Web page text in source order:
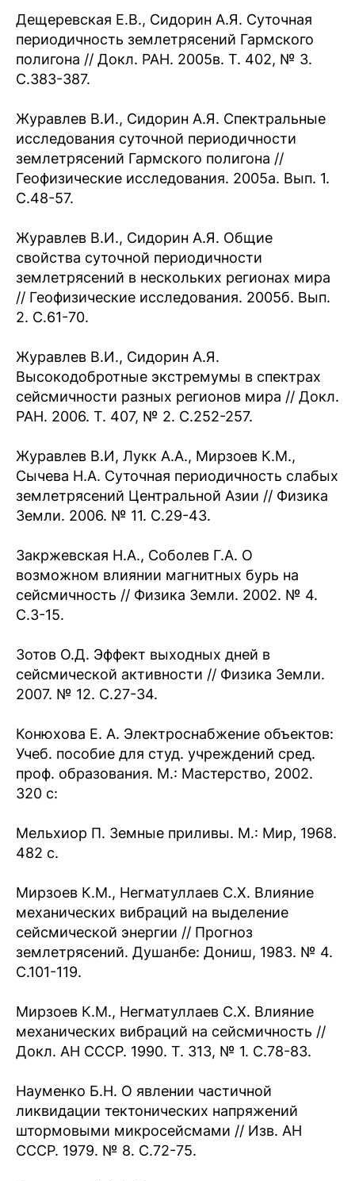
Дещеревская Е.В., Сидорин А.Я. Суточная
периодичность землетрясений Гармского
полигона // Докл. РАН. 2005в. Т. 402, № 3.
С.383-387.
Журавлев В.И., Сидорин А.Я. Спектральные
исследования суточной периодичности
землетрясений Гармского полигона //
Геофизические исследования. 2005а. Вып. 1.
С.48-57.
Журавлев В.И., Сидорин А.Я. Общие
свойства суточной периодичности
землетрясений в нескольких регионах мира
// Геофизические исследования. 2005б. Вып.
2. С.61-70.
Журавлев В.И., Сидорин А.Я.
Высокодобротные экстремумы в спектрах
сейсмичности разных регионов мира // Докл.
РАН. 2006. Т. 407, № 2. С.252-257.
Журавлев В.И, Лукк А.А., Мирзоев К.М.,
Сычева Н.А. Суточная периодичность слабых
землетрясений Центральной Азии // Физика
Земли. 2006. № 11. С.29-43.
Закржевская Н.А., Соболев Г.А. О
возможном влиянии магнитных бурь на
сейсмичность // Физика Земли. 2002. № 4.
С.3-15.
Зотов О.Д. Эффект выходных дней в
сейсмической активности // Физика Земли.
2007. № 12. С.27-34.
Конюхова Е. А. Электроснабжение объектов:
Учеб. пособие для студ. учреждений сред.
проф. образования. М.: Мастерство, 2002.
320 с:
Мельхиор П. Земные приливы. М.: Мир, 1968.
482 с.
Мирзоев К.М., Негматуллаев С.Х. Влияние
механических вибраций на выделение
сейсмической энергии // Прогноз
землетрясений. Душанбе: Дониш, 1983. № 4.
С.101-119.
Мирзоев К.М., Негматуллаев С.Х. Влияние
механических вибраций на сейсмичность //
Докл. АН СССР. 1990. Т. 313, № 1. С.78-83.
Науменко Б.Н. О явлении частичной
ликвидации тектонических напряжений
штормовыми микросейсмами // Изв. АН
СССР. 1979. № 8. С.72-75.